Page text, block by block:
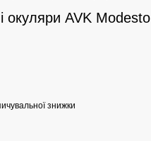
окуляри AVK Modesto
знижки